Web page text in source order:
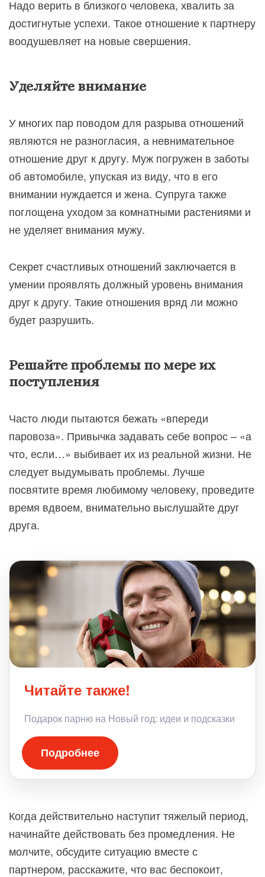
Надо верить в близкого человека, хвалить за
достигнутые успехи. Такое отношение к партнеру
воодушевляет на новые свершения.
Уделяйте внимание
У многих пар поводом для разрыва отношений
являются не разногласия, а невнимательное
отношение друг к другу. Муж погружен в заботы
об автомобиле, упуская из виду, что в его
внимании нуждается и жена. Супруга также
поглощена уходом за комнатными растениями и
не уделяет внимания мужу.
Секрет счастливых отношений заключается в
умении проявлять должный уровень внимания
друг к другу. Такие отношения вряд ли можно
будет разрушить.
Решайте проблемы по мере их
поступления
Часто люди пытаются бежать «впереди
паровоза». Привычка задавать себе вопрос – «а
что, если…» выбивает их из реальной жизни. Не
следует выдумывать проблемы. Лучше
посвятите время любимому человеку, проведите
время вдвоем, внимательно выслушайте друг
друга.
Читайте также!
Подарок парню на Новый год: идеи и подсказки
Подробнее
Когда действительно наступит тяжелый период,
начинайте действовать без промедления. Не
молчите, обсудите ситуацию вместе с
партнером, расскажите, что вас беспокоит,